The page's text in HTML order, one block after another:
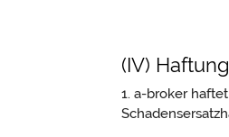
(IV) Haftung
1. a-broker